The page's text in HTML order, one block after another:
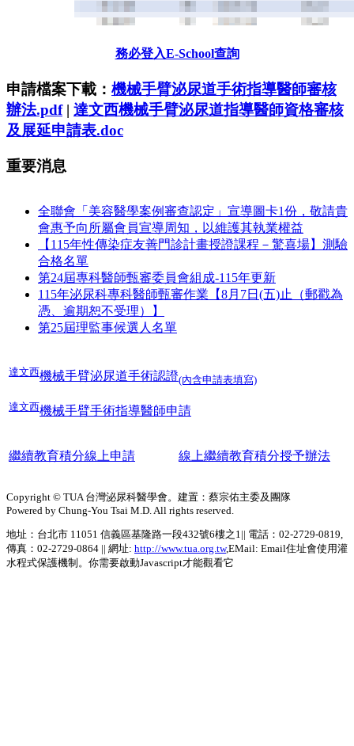
務必登入E-School查詢
申請檔案下載： 機械手臂泌尿道手術指導醫師審核
辦法.pdf| 達文西機械手臂泌尿道指導醫師資格審核
及展延申請表.doc
重要消息
全聯會「​美容醫學案例審查認定」宣導圖卡1份，敬請貴
會惠予向所屬會員宣導周知，以維護其執業權益
【115年性傳染症友善門診計畫授證課程－驚喜場】測驗
合格名單
第24屆專科醫師甄審委員會組成-115年更新
115年泌尿科專科醫師甄審作業【8月7日(五)止（郵戳為
憑、逾期恕不受理）】
第25屆理監事候選人名單
達文西機械手臂泌尿道手術認證(內含申請表填寫)
達文西機械手臂手術指導醫師申請
繼續教育積分線上申請 線上繼續教育積分授予辦法
Copyright © TUA 台灣泌尿科醫學會。建置：蔡宗佑主委及團隊
Powered by Chung-You Tsai M.D. All rights reserved.
地址：台北市 11051 信義區基隆路一段432號6樓之1|| 電話：02-2729-0819,
傳真：02-2729-0864 || 網址: http://www.tua.org.tw,EMail: Email住址會使用灌
水程式保護機制。你需要啟動Javascript才能觀看它